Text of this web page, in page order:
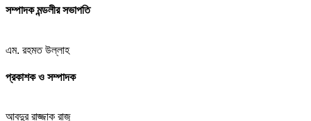
সম্পাদক মন্ডলীর সভাপতি
এম. রহমত উল্লাহ
প্রকাশক ও সম্পাদক
আবদুর রাজ্জাক রাজু